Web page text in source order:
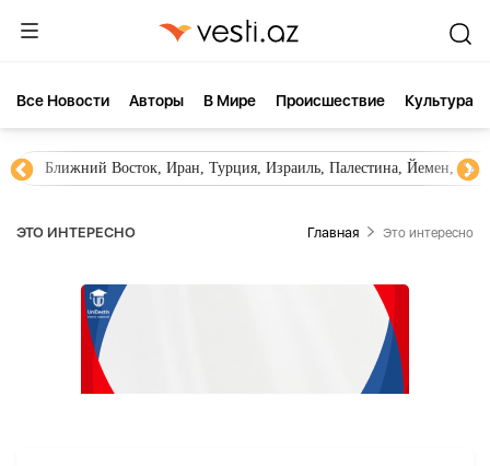
Все Новости Aвторы В Мире Происшествие Культура
Ближний Восток, Иран, Турция, Израиль, Палестина, Йемен,
ЭТО ИНТЕРЕСНО Главная Это интересно